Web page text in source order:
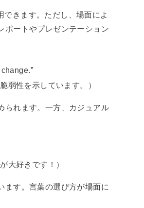
きます。ただし、場面によ
ポートやプレゼンテーション
弱性を示しています。）
られます。一方、カジュアル
大好きです！）
ます。言葉の選び方が場面に